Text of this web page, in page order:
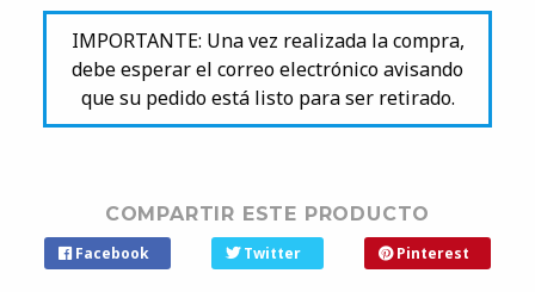
IMPORTANTE: Una vez realizada la compra,
debe esperar el correo electrónico avisando
que su pedido está listo para ser retirado.
COMPARTIR ESTE PRODUCTO
Facebook Twitter Pinterest